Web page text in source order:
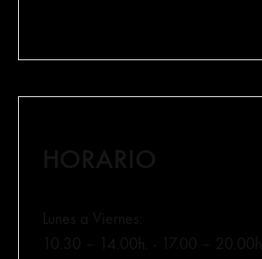
HORARIO
Lunes a Viernes:
10.30 – 14.00h. · 17.00 – 20.00h